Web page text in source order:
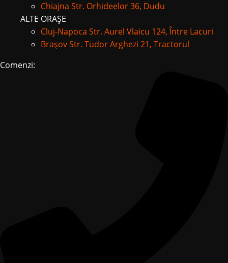
Chiajna Str. Orhideelor 36, Dudu
ALTE ORAȘE
Cluj-Napoca Str. Aurel Vlaicu 124, Între Lacuri
BrașovStr. Tudor Arghezi 21, Tractorul
Comenzi: